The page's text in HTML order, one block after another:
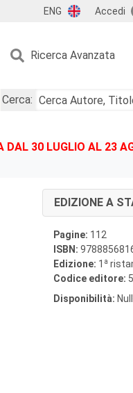
ENG Accedi
Ricerca Avanzata
Cerca:
DAL 30 LUGLIO AL 23
EDIZIONE A
Pagine: 112
ISBN:
Edizione: 1 a
Codice editore:
Disponibilità: